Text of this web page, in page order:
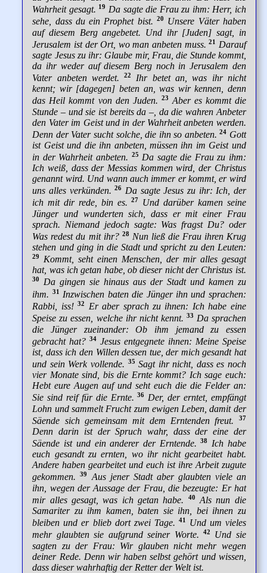
Wahrheit gesagt. 19 Da sagte die Frau zu ihm: Herr, ich
sehe, dass du ein Prophet bist. 20
Unsere Väter haben
auf diesem Berg angebetet. Und ihr [Juden] sagt, in
Jerusalem ist der Ort, wo man anbeten muss.21
Darauf
sagte Jesus zu ihr: Glaube mir, Frau, die Stunde kommt,
da ihr weder auf diesem Berg noch in Jerusalem den
Vater anbeten werdet.22
Ihr betet an, was ihr nicht
kennt; wir [dagegen] beten an, was wir kennen, denn
das Heil kommt von den Juden. 23 Aber es kommt die
Stunde – und sie ist bereits da –, da die wahren Anbeter
den Vater im Geist und in der Wahrheit anbeten werden.
Denn der Vater sucht solche, die ihn so anbeten.24 Gott
ist Geist und die ihn anbeten, müssen ihn im Geist und
in der Wahrheit anbeten. 25 Da sagte die Frau zu ihm:
Ich weiß, dass der Messias kommen wird, der Christus
genannt wird. Und wann auch immer er kommt, er wird
uns alles verkünden.26 Da sagte Jesus zu ihr: Ich, der
ich mit dir rede, bin es.27
Und darüber kamen seine
Jünger und wunderten sich, dass er mit einer Frau
sprach. Niemand jedoch sagte: Was fragst Du? oder
Was redest du mit ihr? 28 Nun ließ die Frau ihren Krug
stehen und ging in die Stadt und spricht zu den Leuten:
29
Kommt, seht einen Menschen, der mir alles gesagt
hat, was ich getan habe, ob dieser nicht der Christus ist.
30
Da gingen sie hinaus aus der Stadt und kamen zu
ihm. 31
Inzwischen baten die Jünger ihn und sprachen:
Rabbi, iss!32
Er aber sprach zu ihnen: Ich habe eine
Speise zu essen, welche ihr nicht kennt. 33 Da sprachen
die Jünger zueinander: Ob ihm jemand zu essen
gebracht hat?34 Jesus entgegnete ihnen: Meine Speise
ist, dass ich den Willen dessen tue, der mich gesandt hat
und sein Werk vollende. 35 Sagt ihr nicht, dass es noch
vier Monate sind, bis die Ernte kommt? Ich sage euch:
Hebt eure Augen auf und seht euch die die Felder an:
Sie sind reif für die Ernte.36 Der, der erntet, empfängt
Lohn und sammelt Frucht zum ewigen Leben, damit der
Säende sich gemeinsam mit dem Erntenden freut.
37
Denn darin ist der Spruch wahr, dass der eine der
Säende ist und ein anderer der Erntende.38 Ich habe
euch gesandt zu ernten, wo ihr nicht gearbeitet habt.
Andere haben gearbeitet und euch ist ihre Arbeit zugute
gekommen.39
Aus jener Stadt aber glaubten viele an
ihn, wegen der Aussage der Frau, die bezeugte: Er hat
mir alles gesagt, was ich getan habe.
40
Als nun die
Samariter zu ihm kamen, baten sie ihn, bei ihnen zu
bleiben und er blieb dort zwei Tage. 41
Und um vieles
mehr glaubten sie aufgrund seiner Worte.
42
Und sie
sagten zu der Frau: Wir glauben nicht mehr wegen
deiner Rede. Denn wir haben selbst gehört und wissen,
dass dieser wahrhaftig der Retter der Welt ist.